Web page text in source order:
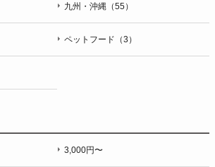
九州・沖縄（55）
ペットフード（3）
3,000円〜